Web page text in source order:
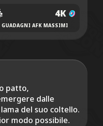
4K
GUADAGNI AFK MASSIMI
patto,
dalle
del suo coltello.
modo possibile.